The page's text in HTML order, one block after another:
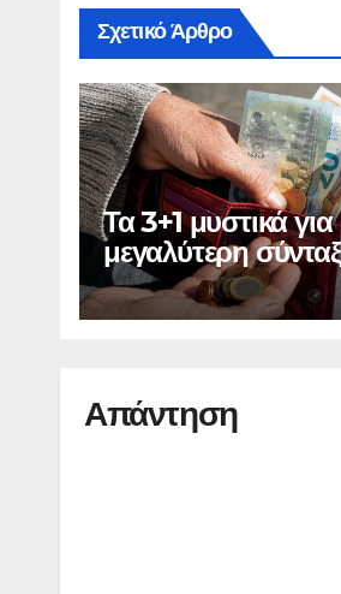
Σχετικό Άρθρο
Τα 3+1 μυστικά για
μεγαλύτερη
Απάντηση